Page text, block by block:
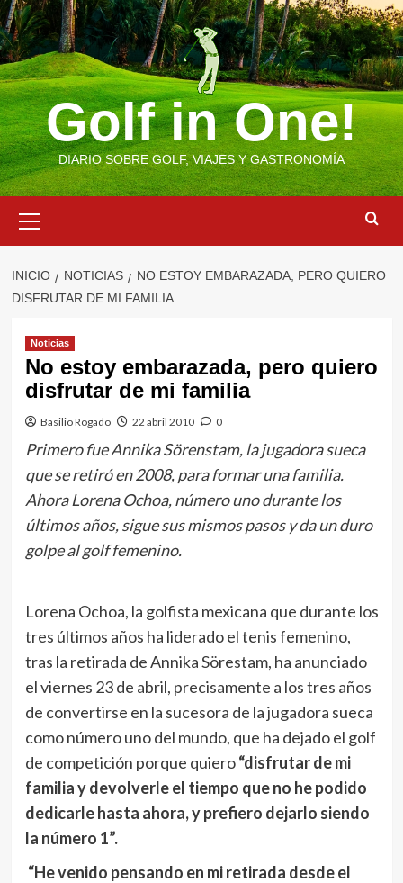
Saltar
al
contenido
Golf in One!
DIARIO SOBRE GOLF, VIAJES Y GASTRONOMÍA
primario
INICIO NOTICIAS
NO ESTOY EMBARAZADA, PERO QUIERO
DISFRUTAR DE MI FAMILIA
Noticias
No estoy embarazada, pero quiero
disfrutar de mi familia
Basilio Rogado 22 abril 2010 0
Primero fue Annika Sörenstam, la jugadora sueca
que se retiró en 2008, para formar una familia.
Ahora Lorena Ochoa, número uno durante los
últimos años, sigue sus mismos pasos y da un duro
golpe al golf femenino.
Lorena Ochoa, la golfista mexicana que durante los
tres últimos años ha liderado el tenis femenino,
tras la retirada de Annika Sörestam, ha anunciado
el viernes 23 de abril, precisamente a los tres años
de convertirse en la sucesora de la jugadora sueca
como número uno del mundo, que ha dejado el golf
de competición porque quiero“disfrutar de mi
familia y devolverle el tiempo que no he podido
dedicarle hasta ahora,y prefiero dejarlo siendo
la número 1”.
“He venido pensando en mi retirada desde el